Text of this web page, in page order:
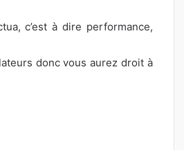
c’est à dire performance,
donc vous aurez droit à